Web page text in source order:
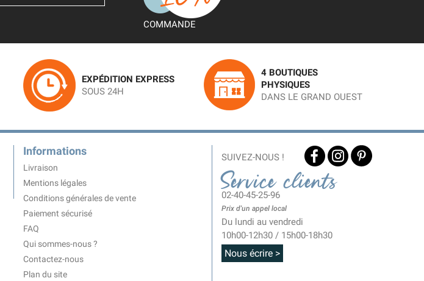
COMMANDE
EXPÉDITION EXPRESS
SOUS 24H
4 BOUTIQUES
PHYSIQUES
DANS LE GRAND OUEST
Informations
Livraison
Mentions légales
Conditions générales de vente
Paiement sécurisé
FAQ
Qui sommes-nous ?
Contactez-nous
Plan du site
SUIVEZ-NOUS !
Service clients
02-40-45-25-96
Prix d'un appel local
Du lundi au vendredi
10h00-12h30 / 15h00-18h30
Nous écrire >